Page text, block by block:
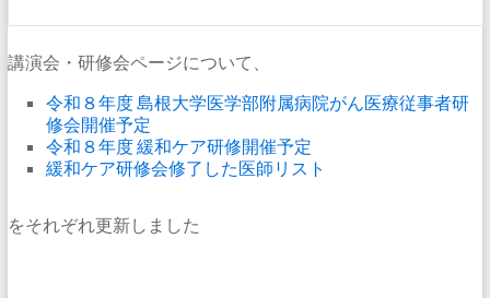
講演会・研修会ページについて、
令和８年度 島根大学医学部附属病院がん医療従事者研
修会開催予定
令和８年度 緩和ケア研修開催予定
緩和ケア研修会修了した医師リスト
をそれぞれ更新しました